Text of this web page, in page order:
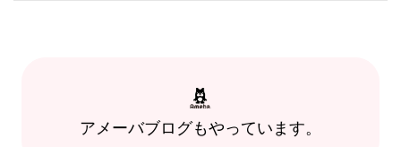
アメーバブログもやっています。